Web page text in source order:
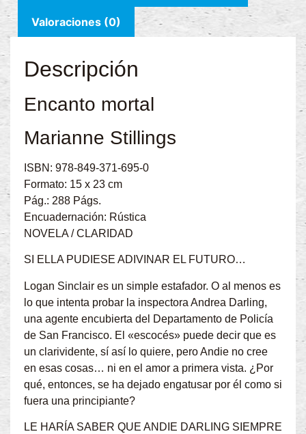
Valoraciones (0)
Descripción
Encanto mortal
Marianne Stillings
ISBN: 978-849-371-695-0
Formato: 15 x 23 cm
Pág.: 288 Págs.
Encuadernación: Rústica
NOVELA / CLARIDAD
SI ELLA PUDIESE ADIVINAR EL FUTURO…
Logan Sinclair es un simple estafador. O al menos es
lo que intenta probar la inspectora Andrea Darling,
una agente encubierta del Departamento de Policía
de San Francisco. El «escocés» puede decir que es
un clarividente, sí así lo quiere, pero Andie no cree
en esas cosas… ni en el amor a primera vista. ¿Por
qué, entonces, se ha dejado engatusar por él como si
fuera una principiante?
LE HARÍA SABER QUE ANDIE DARLING SIEMPRE